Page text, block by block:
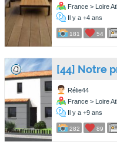
France > Loire
Il y a +4 ans
181 54
[44] Notre
Rélie44
France > Loire
Il y a +9 ans
282 89